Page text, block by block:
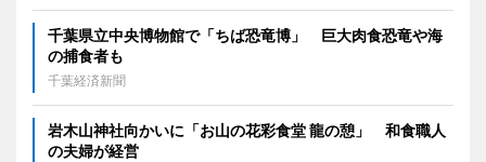
千葉県立中央博物館で「ちば恐竜博」 巨大肉食恐竜や海
の捕食者も
千葉経済新聞
岩木山神社向かいに「お山の花彩食堂 龍の憩」 和食職人
の夫婦が経営